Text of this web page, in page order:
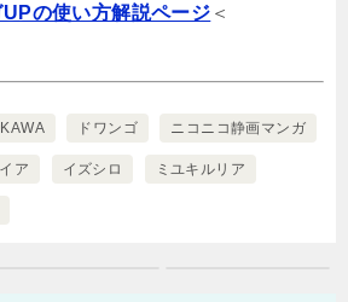
UPの使い方解説ページ ＜
ドワンゴ ニコニコ静画マンガ
ア イズシロ ミユキルリア